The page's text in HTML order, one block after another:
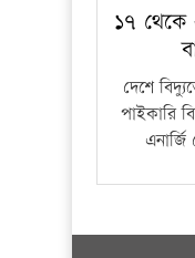
১৭ থেকে
দেশে
পাইকারি